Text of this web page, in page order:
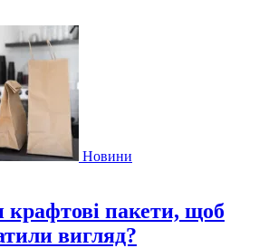
Новини
крафтові пакети, щоб
вигляд?